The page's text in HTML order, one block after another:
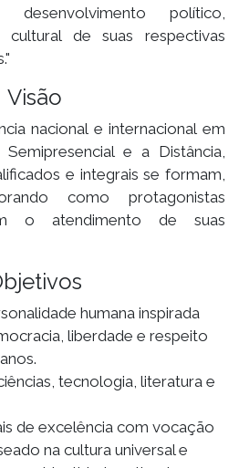
político,
de suas respectivas
Visão
nacional e internacional em
Semipresencial e a Distância,
e integrais se formam,
como protagonistas
o atendimento de suas
humana inspirada
liberdade e respeito
tecnologia, literatura e
de excelência com vocação
na cultura universal e